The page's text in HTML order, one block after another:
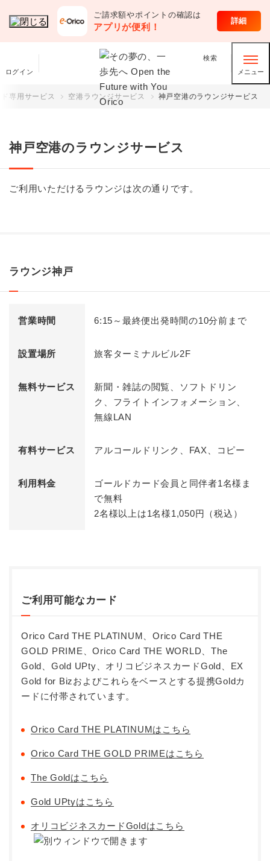
ご請求額やポイントの確認は
アプリが便利！
詳細
ログイン
検索
メニュー
クレジットカード
専用サービス 空港ラウンジサービス 神戸空港のラウンジサービス
神戸空港のラウンジサービス
ご利用いただけるラウンジは次の通りです。
ラウンジ神戸
営業時間 6:15～最終便出発時間の10分前まで
設置場所 旅客ターミナルビル2F
無料サービス
新聞・雑誌の閲覧、ソフトドリン
ク、フライトインフォメーション、
無線LAN
有料サービス アルコールドリンク、FAX、コピー
利用料金
ゴールドカード会員と同伴者1名様ま
で無料
2名様以上は1名様1,050円（税込）
ご利用可能なカード
Orico Card THE PLATINUM、Orico Card THE
GOLD PRIME、Orico Card THE WORLD、The
Gold、Gold UPty、オリコビジネスカードGold、EX
Gold for Bizおよびこれらをベースとする提携Goldカ
ードに付帯されています。
Orico Card THE PLATINUMはこちら
Orico Card THE GOLD PRIMEはこちら
The Goldはこちら
Gold UPtyはこちら
オリコビジネスカードGoldはこちら